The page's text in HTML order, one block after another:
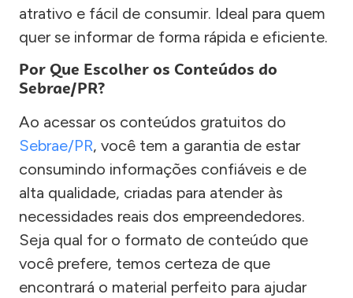
atrativo e fácil de consumir. Ideal para quem
quer se informar de forma rápida e eficiente.
Por Que Escolher os Conteúdos do
Sebrae/PR?
Ao acessar os conteúdos gratuitos do
Sebrae/PR, você tem a garantia de estar
consumindo informações confiáveis e de
alta qualidade, criadas para atender às
necessidades reais dos empreendedores.
Seja qual for o formato de conteúdo que
você prefere, temos certeza de que
encontrará o material perfeito para ajudar